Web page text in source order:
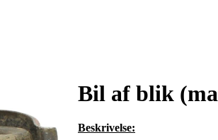
Bil af blik
Beskrivelse: